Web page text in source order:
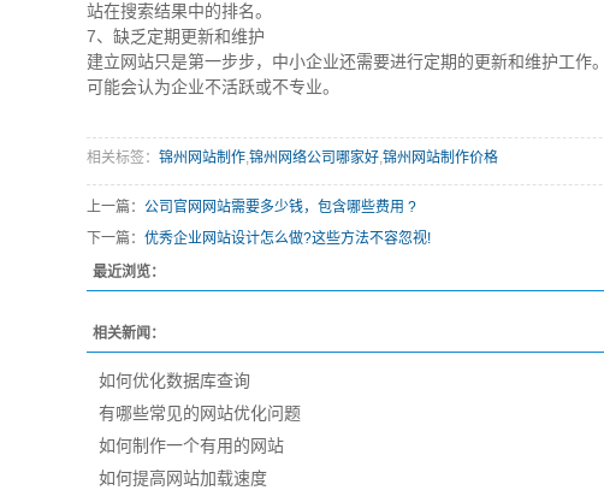
站在搜索结果中的排名。
7、缺乏定期更新和维护
建立网站只是第一步步，中小企业还需要进行定期的更新和维护工
可能会认为企业不活跃或不专业。
相关标签： 锦州网站制作,锦州网络公司哪家好,锦州网站制作价格
上一篇： 公司官网网站需要多少钱，包含哪些费用 ?
下一篇： 优秀企业网站设计怎么做?这些方法不容忽视!
最近浏览：
相关新闻：
如何优化数据库查询
有哪些常见的网站优化问题
如何制作一个有用的网站
如何提高网站加载速度